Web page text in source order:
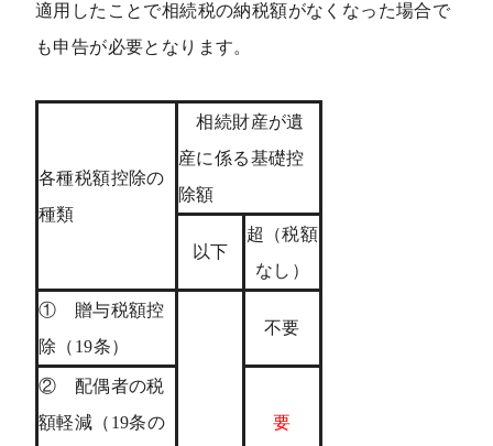
適用したことで相続税の納税額がなくなった場合で
も申告が必要となります。
各種税額控除の
種類
相続財産が遺
産に係る基礎控
除額
以下
超（税額
なし）
① 贈与税額控
除（19条）
不要
② 配偶者の税
額軽減（19条の
要